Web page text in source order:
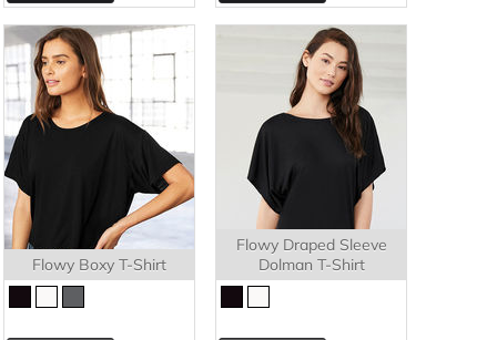
Flowy Boxy T-Shirt
Flowy Draped Sleeve
Dolman T-Shirt